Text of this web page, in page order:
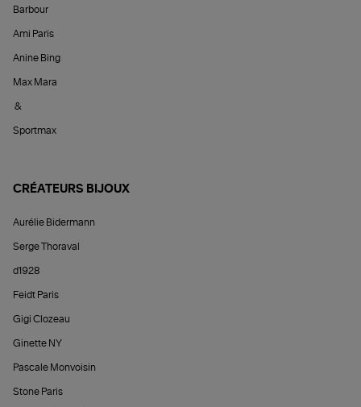
Barbour
Ami Paris
Anine Bing
Max Mara
&
Sportmax
CRÉATEURS BIJOUX
Aurélie Bidermann
Serge Thoraval
d1928
Feidt Paris
Gigi Clozeau
Ginette NY
Pascale Monvoisin
Stone Paris